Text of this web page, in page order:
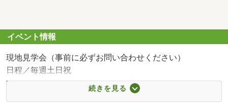
イベント情報
現地見学会（事前に必ずお問い合わせください）
日程／毎週土日祝
時間／10:00～17:00
続きを見る